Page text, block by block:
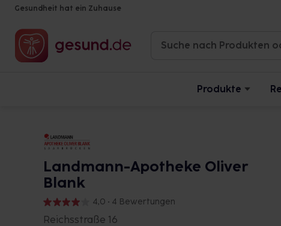
Gesundheit hat ein Zuhause
Produkte
Landmann-Apotheke Oliver
Blank
4,0 • 4 Bewertungen
Reichsstraße 16